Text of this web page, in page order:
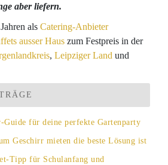
aber liefern.
als Catering-Anbieter
ausser Haus zum Festpreis in der
, Leipziger Land und
Guide für deine perfekte Gartenparty
Geschirr mieten die beste Lösung ist
Tipp für Schulanfang und